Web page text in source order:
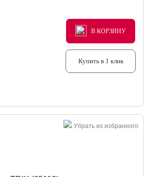
В КОРЗИНУ
В КОРЗИНУ
В КОРЗИНУ
Купить в 1 клик
Убрать из избранного